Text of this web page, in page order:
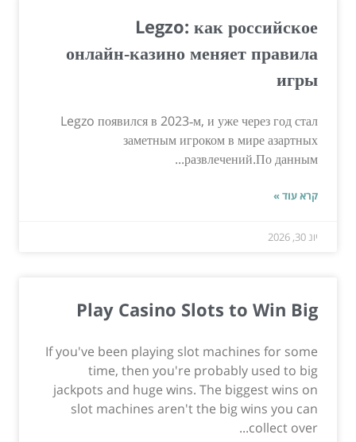
Legzo: как российское
онлайн‑казино меняет правила
игры
Legzo появился в 2023‑м, и уже через год стал
заметным игроком в мире азартных
развлечений.По данным...
קרא עוד »
יונ 30, 2026
Play Casino Slots to Win Big
If you've been playing slot machines for some
time, then you're probably used to big
jackpots and huge wins. The biggest wins on
slot machines aren't the big wins you can
collect over...